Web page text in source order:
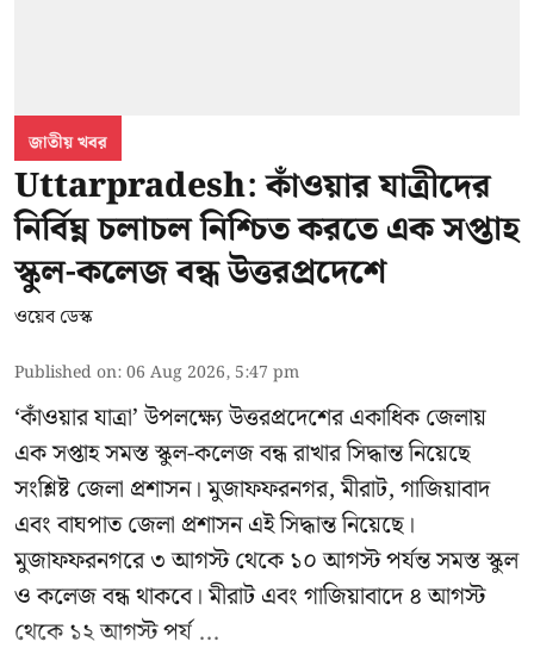
জাতীয় খবর
Uttarpradesh: কাঁওয়ার যাত্রীদের
নির্বিঘ্ন চলাচল নিশ্চিত করতে এক সপ্তাহ
স্কুল-কলেজ বন্ধ উত্তরপ্রদেশে
ওয়েব ডেস্ক
Published on:06 Aug 2026, 5:47 pm
‘কাঁওয়ার যাত্রা’উপলক্ষ্যে উত্তরপ্রদেশের একাধিক জেলায়
এক সপ্তাহ সমস্ত স্কুল-কলেজ বন্ধ রাখার সিদ্ধান্ত নিয়েছে
সংশ্লিষ্ট জেলা প্রশাসন। মুজাফফরনগর, মীরাট, গাজিয়াবাদ
এবং বাঘপাত জেলা প্রশাসন এই সিদ্ধান্ত নিয়েছে।
মুজাফফরনগরে ৩ আগস্ট থেকে ১০ আগস্ট পর্যন্ত সমস্ত স্কুল
ও কলেজ বন্ধ থাকবে। মীরাট এবং গাজিয়াবাদে ৪ আগস্ট
থেকে ১২ আগস্ট পর্য ...